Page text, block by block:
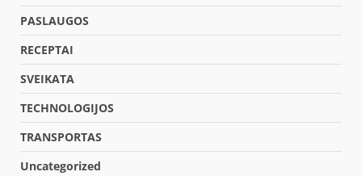
PASLAUGOS
RECEPTAI
SVEIKATA
TECHNOLOGIJOS
TRANSPORTAS
Uncategorized